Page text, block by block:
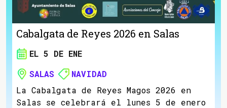
Cabalgata de Reyes 2026 en Salas
EL 5 DE ENE
SALAS
NAVIDAD
La Cabalgata de Reyes Magos 2026 en
Salas se celebrará el lunes 5 de enero